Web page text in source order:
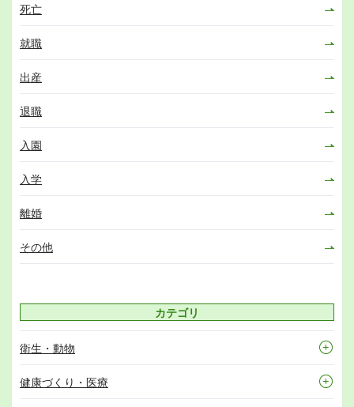
死亡
就職
出産
退職
入園
入学
離婚
その他
カテゴリ
衛生・動物
健康づくり・医療